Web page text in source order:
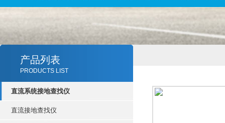
产品列表
PRODUCTS LIST
直流系统接地查找仪
直流接地查找仪